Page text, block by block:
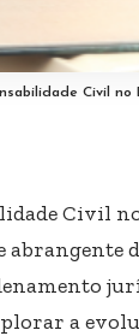
Civil
Civil
abrangente
a